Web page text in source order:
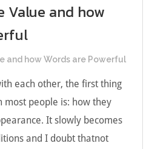
Value and how
and how Words are Powerful
each other, the first thing
people is: how they
It slowly becomes
and I doubt thatnot